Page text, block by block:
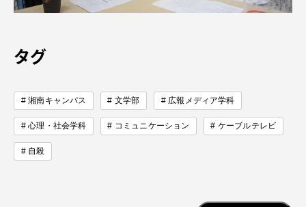
タグ
湘南キャンパス 文学部 広報メディア学科
心理・社会学科 コミュニケーション ケーブルテレビ
自殺
卒業にあたってのアンケート